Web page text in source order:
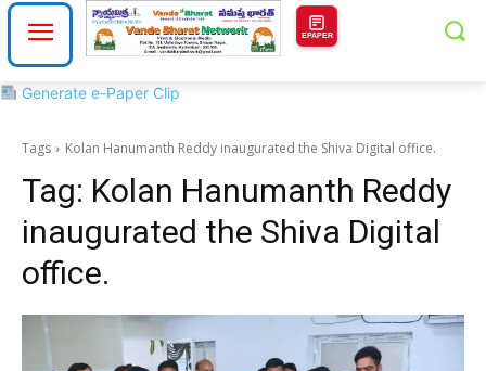
EPAPER
Generate e-Paper Clip
Tags Kolan Hanumanth Reddy inaugurated the Shiva Digital office.
Tag: Kolan Hanumanth Reddy
inaugurated the Shiva Digital
office.